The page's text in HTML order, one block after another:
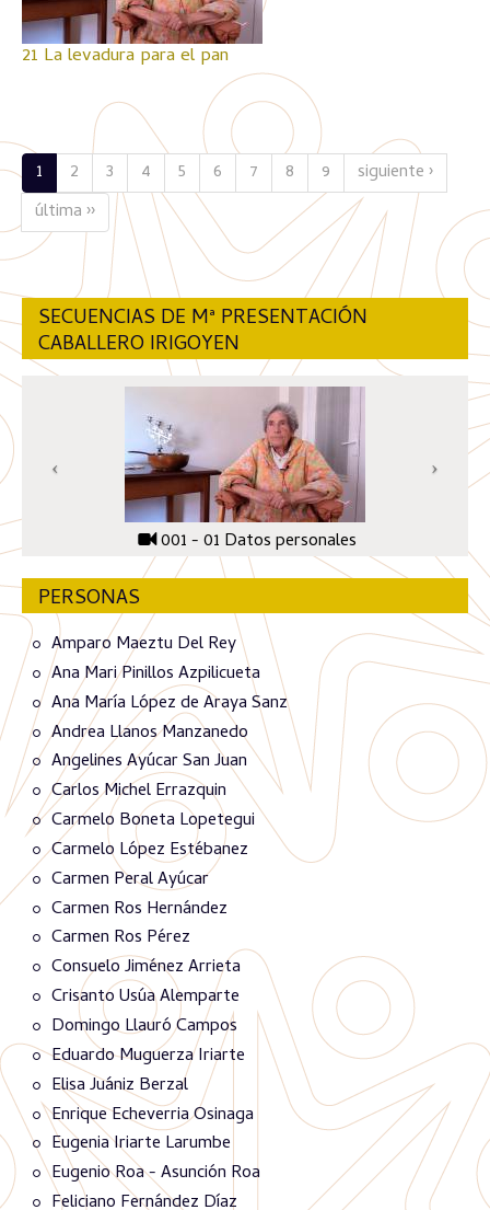
21 La levadura para el pan
1 2 3 4 5 6 7 8 9
siguiente ›
última ››
SECUENCIAS DE Mª PRESENTACIÓN
CABALLERO IRIGOYEN
001 - 01 Datos personales
PERSONAS
Amparo Maeztu Del Rey
Ana Mari Pinillos Azpilicueta
Ana María López de Araya Sanz
Andrea Llanos Manzanedo
Angelines Ayúcar San Juan
Carlos Michel Errazquin
Carmelo Boneta Lopetegui
Carmelo López Estébanez
Carmen Peral Ayúcar
Carmen Ros Hernández
Carmen Ros Pérez
Consuelo Jiménez Arrieta
Crisanto Usúa Alemparte
Domingo Llauró Campos
Eduardo Muguerza Iriarte
Elisa Juániz Berzal
Enrique Echeverria Osinaga
Eugenia Iriarte Larumbe
Eugenio Roa - Asunción Roa
Feliciano Fernández Díaz